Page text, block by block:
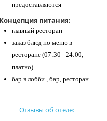
предоставляются
Концепция питания:
главный ресторан
заказ блюд по меню в
ресторане (07:30 - 24:00,
платно)
бар в лобби., бар, ресторан
Отзывы об отеле: